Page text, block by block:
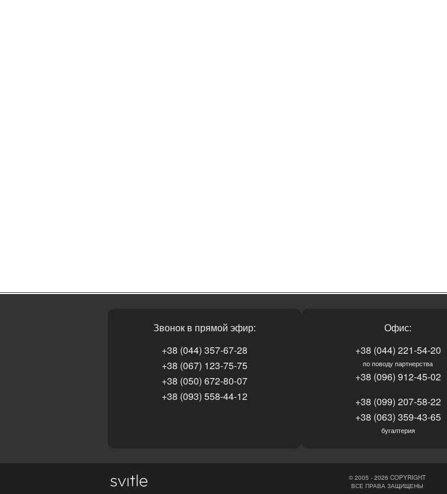
Звонок в прямой эфир:
+38 (044) 357-67-28
+38 (067) 123-75-75
+38 (050) 672-80-07
+38 (093) 558-44-12
Офис:
+38 (044) 221-54-20
по поводу партнерства
+38 (096) 912-45-02
+38 (099) 207-58-22
+38 (063) 359-43-65
бугалтерия
© 2005 - 2026 COPYRIGHT
ВСЕ ПРАВА ЗАЩИЩЕНЫ